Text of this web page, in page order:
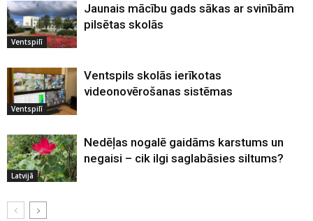
Ventspilī
Jaunais mācību gads sākas ar svinībām
pilsētas skolās
Ventspilī
Ventspils skolās ierīkotas
videonovērošanas sistēmas
Latvijā
Nedēļas nogalē gaidāms karstums un
negaisi – cik ilgi saglabāsies siltums?